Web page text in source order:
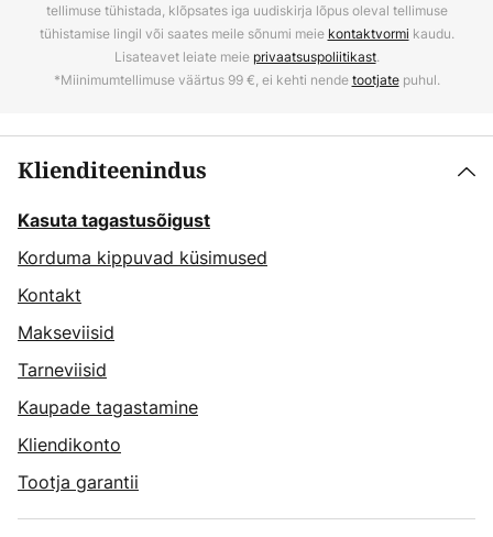
tellimuse tühistada, klõpsates iga uudiskirja lõpus oleval tellimuse
tühistamise lingil või saates meile sõnumi meie kontaktvormi kaudu.
Lisateavet leiate meie privaatsuspoliitikast.
*Miinimumtellimuse väärtus 99 €, ei kehti nendetootjatepuhul.
Klienditeenindus
Kasuta tagastusõigust
Korduma kippuvad küsimused
Kontakt
Makseviisid
Tarneviisid
Kaupade tagastamine
Kliendikonto
Tootja garantii